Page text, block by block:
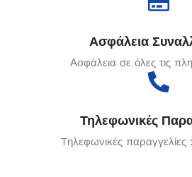
Ασφάλεια
Ασφάλεια σε όλες τις
Τηλεφωνικές
Tηλεφωνικές παραγγελίες